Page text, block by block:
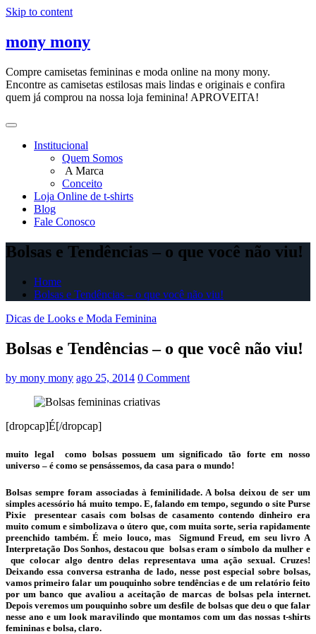
Skip to content
mony mony
Compre camisetas femininas e moda online na mony mony.
Encontre as camisetas estilosas mais lindas e originais e confira
quem já comprou na nossa loja feminina! APROVEITA!
Institucional
Quem Somos
A Marca
Conceito
Loja Online de t-shirts
Blog
Fale Conosco
Bolsas e Tendências – o que você não viu!
Home
Bolsas e Tendências – o que você não viu!
Dicas de Looks e Moda Feminina
Bolsas e Tendências – o que você não viu!
by mony mony ago 25, 2014 0 Comment
[dropcap]É[/dropcap]
muito legal como bolsaspossuem um significado tão forte em nosso
universo – é como se pensássemos, da casa para o mundo!
Bolsas sempre foram associadas à feminilidade. A bolsa deixou de ser um
simples acessório há muito tempo. E, falando em tempo, segundo o site Purse
Pixie presentear casais com bolsasde casamento contendo dinheiro era
muito comum e simbolizava o útero que, com muita sorte, seria rapidamente
preenchido também. É meio louco, mas Sigmund Freud, em seu livro A
Interpretação Dos Sonhos, destacou que bolsas eram o símbolo da mulher e
que colocar algo dentro delas representava uma ação sexual. Cruzes!
Deixando essa conversa estranha de lado, nesse post especial sobre bolsas,
vamos primeiro falar um pouquinho sobre tendências e de um relatório feito
por um banco que avaliou a aceitação de marcas de bolsaspela internet.
Depois veremos um pouquinho sobre um desfile de bolsasque deu o que falar
nesse ano e um look maravilindo que montamos com um das nossas t-shirts
femininas e bolsa, claro.